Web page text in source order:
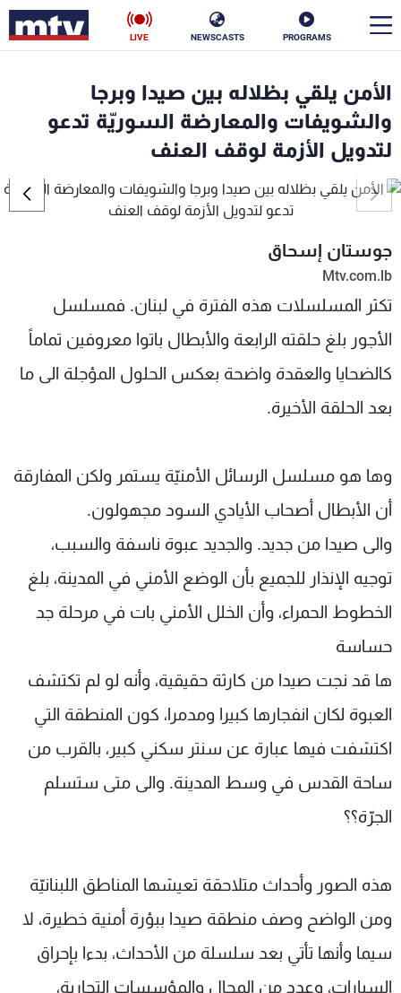
PROGRAMS
NEWSCASTS
LIVE
الأمن يلقي بظلاله بين صيدا وبرجا
والشويفات والمعارضة السوريّة تدعو
لتدويل الأزمة لوقف العنف
جوستان إسحاق
Mtv.com.lb
تكثر المسلسلات هذه الفترة في لبنان. فمسلسل
الأجور بلغ حلقته الرابعة والأبطال باتوا معروفين تماماً
كالضحايا والعقدة واضحة بعكس الحلول المؤجلة الى ما
بعد الحلقة الأخيرة.
وها هو مسلسل الرسائل الأمنيّة يستمر ولكن المفارقة
أن الأبطال أصحاب الأيادي السود مجهولون.
والى صيدا من جديد. والجديد عبوة ناسفة والسبب،
توجيه الإنذار للجميع بأن الوضع الأمني في المدينة، بلغ
الخطوط الحمراء، وأن الخلل الأمني بات في مرحلة جد
حساسة
ها قد نجت صيدا من كارثة حقيقية، وأنه لو لم تكتشف
العبوة لكان انفجارها كبيرا ومدمرا، كون المنطقة التي
اكتشفت فيها عبارة عن سنتر سكني كبير، بالقرب من
ساحة القدس في وسط المدينة. والى متى ستسلم
الجرّة؟؟
هذه الصور وأحداث متلاحقة تعيشها المناطق اللبنانيّة
ومن الواضح وصف منطقة صيدا ببؤرة أمنية خطيرة، لا
سيما وأنها تأتي بعد سلسلة من الأحداث، بدءا بإحراق
السيارات، وعدد من المحال والمؤسسات التجارية،
الأخبار
سياسة
إقتصاد فن
منوعات
البرامج
جدول البرامج
شاهد البرامج
عن MTV
الإنـتـاج
لاعلاناتكم
وظائف
تواصل معنا
شروط الإسـتخدام